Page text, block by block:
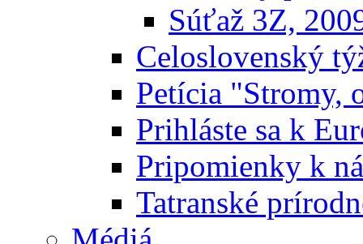
Súťaž 3Z,
Celoslovenský
Petícia "Stromy,
Prihláste sa k
Pripomienky k
Tatranské